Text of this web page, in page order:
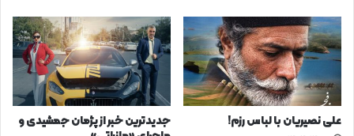
علی نصیریان با لباس رزم!
جدیدترین خبر از پژمان جمشیدی و